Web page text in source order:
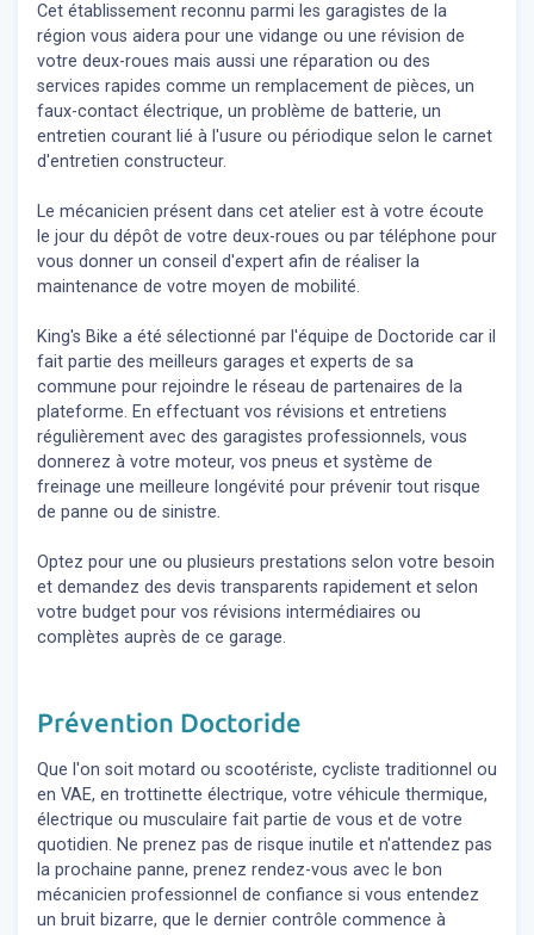
Cet établissement reconnu parmi les garagistes de la
région vous aidera pour une vidange ou une révision de
votre deux-roues mais aussi une réparation ou des
services rapides comme un remplacement de pièces, un
faux-contact électrique, un problème de batterie, un
entretien courant lié à l'usure ou périodique selon le carnet
d'entretien constructeur.
Le mécanicien présent dans cet atelier est à votre écoute
le jour du dépôt de votre deux-roues ou par téléphone pour
vous donner un conseil d'expert afin de réaliser la
maintenance de votre moyen de mobilité.
King's Bike a été sélectionné par l'équipe de Doctoride car il
fait partie des meilleurs garages et experts de sa
commune pour rejoindre le réseau de partenaires de la
plateforme. En effectuant vos révisions et entretiens
régulièrement avec des garagistes professionnels, vous
donnerez à votre moteur, vos pneus et système de
freinage une meilleure longévité pour prévenir tout risque
de panne ou de sinistre.
Optez pour une ou plusieurs prestations selon votre besoin
et demandez des devis transparents rapidement et selon
votre budget pour vos révisions intermédiaires ou
complètes auprès de ce garage.
Prévention Doctoride
Que l'on soit motard ou scootériste, cycliste traditionnel ou
en VAE, en trottinette électrique, votre véhicule thermique,
électrique ou musculaire fait partie de vous et de votre
quotidien. Ne prenez pas de risque inutile et n'attendez pas
la prochaine panne, prenez rendez-vous avec le bon
mécanicien professionnel de confiance si vous entendez
un bruit bizarre, que le dernier contrôle commence à